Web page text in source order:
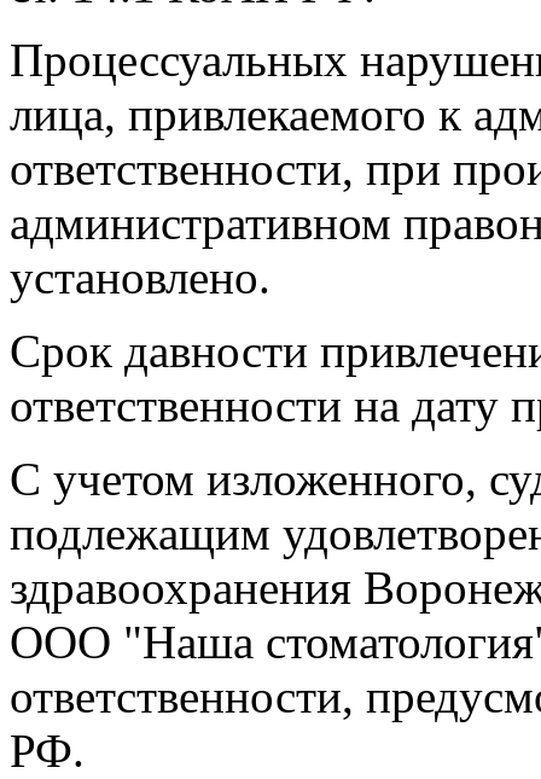
Процессуальных
лица, привлекаемого к
ответственности, при
административном
установлено.
Срок давности
ответственности на дату
С учетом изложенного,
подлежащим
здравоохранения
ООО "Наша
ответственности,
РФ.